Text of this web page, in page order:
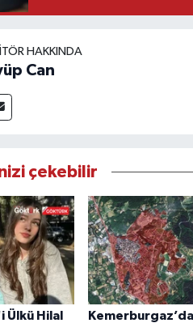
HAKKINDA
Can
çekebilir
Ülkü Hilal
Kemerburgaz’da